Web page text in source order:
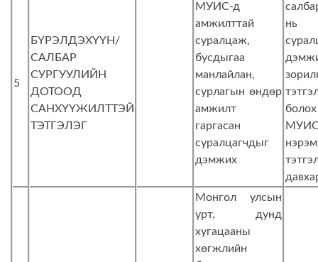
5
БҮРЭЛДЭХҮҮН/
САЛБАР
СУРГУУЛИЙН
ДОТООД
САНХҮҮЖИЛТТЭЙ
ТЭТГЭЛЭГ
МУИС-д
амжилттай
суралцаж,
бусдыгаа
манлайлан,
сурлагын өндөр
амжилт
гаргасан
суралцагчдыг
дэмжих
нь
Монгол улсын
урт, дунд
хугацааны
хөгжлийн